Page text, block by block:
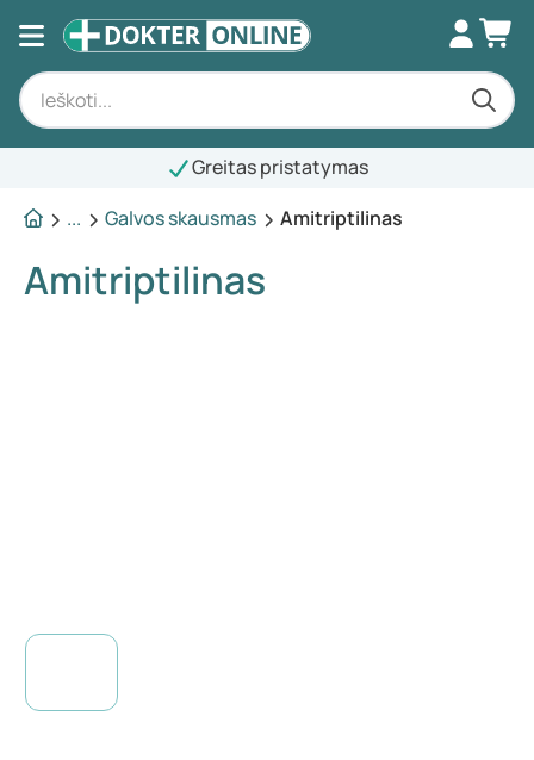
Greitas pristatymas
...
Galvos skausmas Amitriptilinas
Amitriptilinas